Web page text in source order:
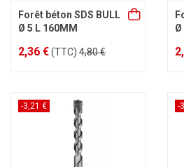
Forêt béton SDS BULL
Ø 5 L 160MM
2,36 €(TTC) 4,80 €
Ø
-3,21 € -